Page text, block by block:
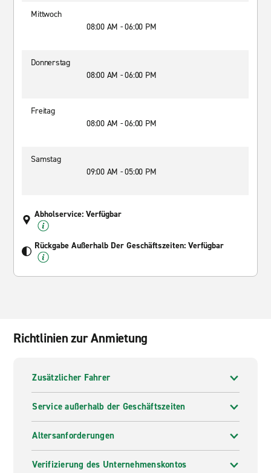
Mittwoch
08:00 AM - 06:00 PM
Donnerstag
08:00 AM - 06:00 PM
Freitag
08:00 AM - 06:00 PM
Samstag
09:00 AM - 05:00 PM
Abholservice: Verfügbar
Rückgabe Außerhalb Der Geschäftszeiten: Verfügbar
Richtlinien zur Anmietung
Zusätzlicher Fahrer
Service außerhalb der Geschäftszeiten
Altersanforderungen
Verifizierung des Unternehmenskontos